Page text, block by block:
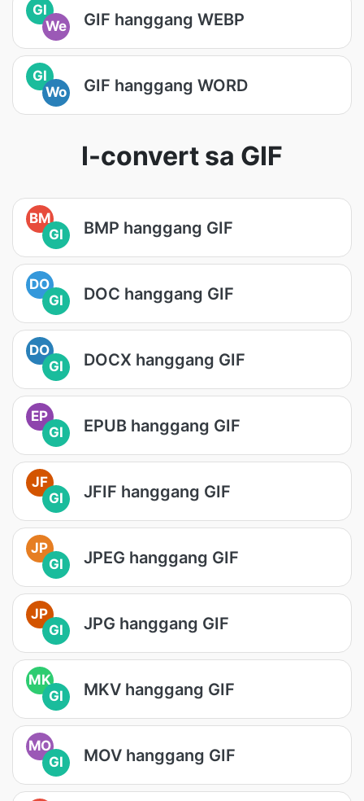
GI
We
GIF hanggang WEBP
GI
Wo
GIF hanggang WORD
I-convert sa GIF
BM
GI
BMP hanggang GIF
DO
GI
DOC hanggang GIF
DO
GI
DOCX hanggang GIF
EP
GI
EPUB hanggang GIF
JF
GI
JFIF hanggang GIF
JP
GI
JPEG hanggang GIF
JP
GI
JPG hanggang GIF
MK
GI
MKV hanggang GIF
MO
GI
MOV hanggang GIF